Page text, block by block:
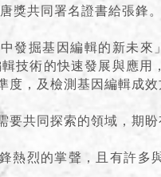
獎共同署名證書給張鋒。
發掘基因編輯的新未
技術的快速發展與應用
度，及檢測基因編輯成效
要共同探索的領域，期盼
熱烈的掌聲，且有許多